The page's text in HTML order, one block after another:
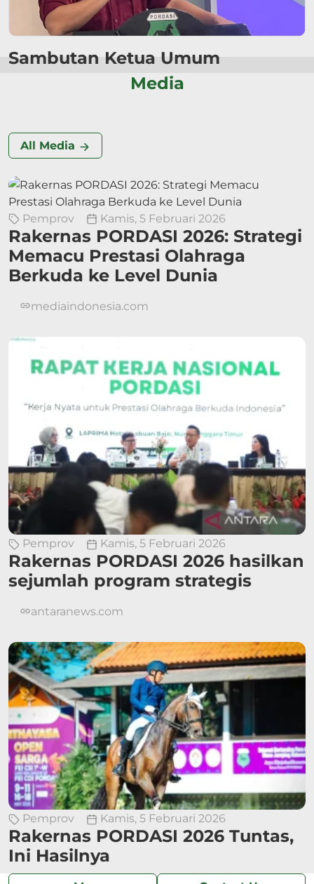
Sambutan Ketua Umum
Media
All Media
Pemprov Kamis, 5 Februari 2026
Rakernas PORDASI 2026: Strategi
Memacu Prestasi Olahraga
Berkuda ke Level Dunia
mediaindonesia.com
Pemprov Kamis, 5 Februari 2026
Rakernas PORDASI 2026 hasilkan
sejumlah program strategis
antaranews.com
Pemprov Kamis, 5 Februari 2026
Rakernas PORDASI 2026 Tuntas,
Ini Hasilnya